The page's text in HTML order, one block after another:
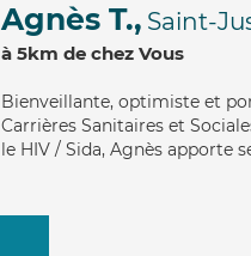
Agnès T., Saint-
à 5km de chez Vous
Bienveillante, optimiste et
Carrières Sanitaires et
le HIV / Sida, Agnès apporte